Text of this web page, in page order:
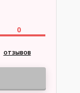
0
отзывов